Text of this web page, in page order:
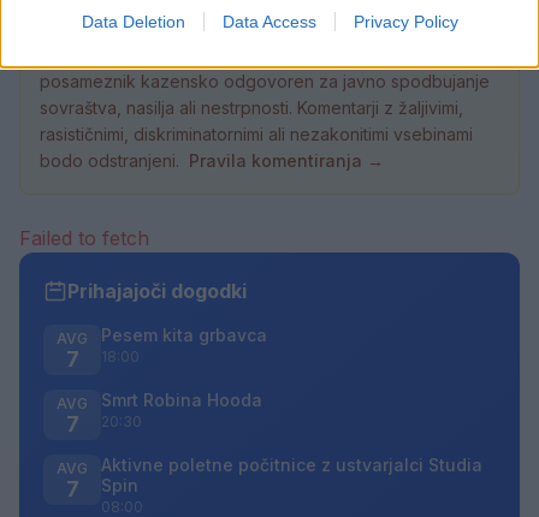
Data Deletion Data Access Privacy Policy
posameznik kazensko odgovoren za javno spodbujanje
sovraštva, nasilja ali nestrpnosti. Komentarji z žaljivimi,
rasističnimi, diskriminatornimi ali nezakonitimi vsebinami
bodo odstranjeni. Pravila komentiranja →
Failed to fetch
Prihajajoči dogodki
AVG
7
Pesem kita grbavca
18:00
AVG
7
Smrt Robina Hooda
20:30
AVG
7
Aktivne poletne počitnice z ustvarjalci Studia
Spin
08:00